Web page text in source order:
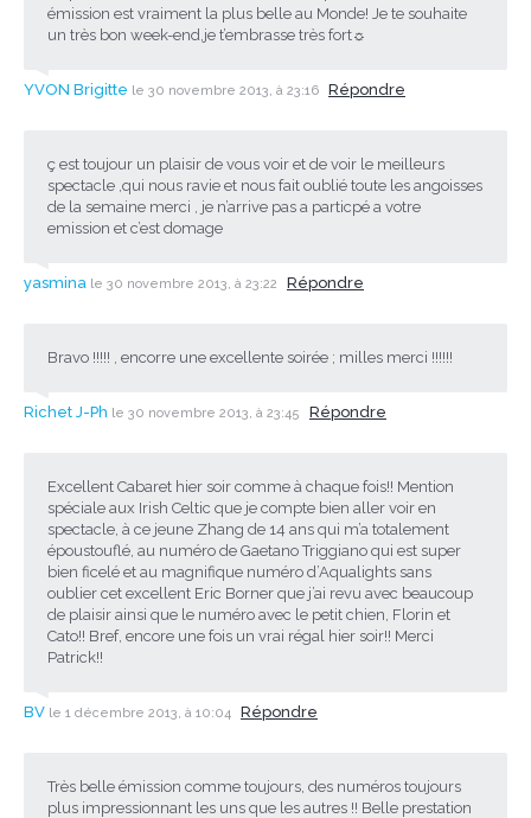
émission est vraiment la plus belle au Monde! Je te souhaite
un très bon week-end,je t’embrasse très fort☼
YVON Brigitte le 30 novembre 2013, à 23:16 Répondre
ç est toujour un plaisir de vous voir et de voir le meilleurs
spectacle ,qui nous ravie et nous fait oublié toute les angoisses
de la semaine merci , je n’arrive pas a particpé a votre
emission et c’est domage
yasmina le 30 novembre 2013, à 23:22 Répondre
Bravo !!!!! , encorre une excellente soirée ; milles merci !!!!!!
Richet J-Ph le 30 novembre 2013, à 23:45 Répondre
Excellent Cabaret hier soir comme à chaque fois!! Mention
spéciale aux Irish Celtic que je compte bien aller voir en
spectacle, à ce jeune Zhang de 14 ans qui m’a totalement
époustouflé, au numéro de Gaetano Triggiano qui est super
bien ficelé et au magnifique numéro d’Aqualights sans
oublier cet excellent Eric Borner que j’ai revu avec beaucoup
de plaisir ainsi que le numéro avec le petit chien, Florin et
Cato!! Bref, encore une fois un vrai régal hier soir!! Merci
Patrick!!
BV le 1 décembre 2013, à 10:04 Répondre
Très belle émission comme toujours, des numéros toujours
plus impressionnant les uns que les autres !! Belle prestation